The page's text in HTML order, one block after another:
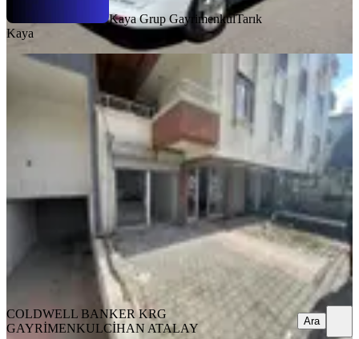
Kaya Grup GayrimenkulTarık
Kaya
Ana Caddede 220 M² Masrafsız
Dükkan-yeni Projelere
Cephe,kaçmaz!
Mamak, Türközü Mahallesi
3 Oda·220 m²· Düz Giriş (Zemin)·02.04.2026
7.600.000 ₺
COLDWELL BANKER KRG GAYRİMENKULCİHAN
COLDWELL BANKER KRG
GAYRİMENKULCİHAN ATALAY Ara